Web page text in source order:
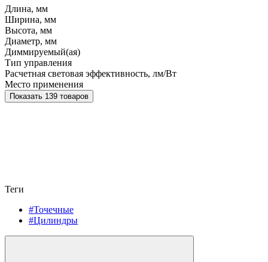
Длина, мм
Ширина, мм
Высота, мм
Диаметр, мм
Диммируемый(ая)
Тип управления
Расчетная световая эффективность, лм/Вт
Место применения
Показать 139 товаров
Теги
#Точечные
#Цилиндры